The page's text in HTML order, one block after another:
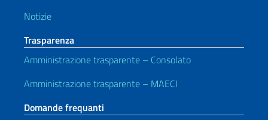
Notizie
Trasparenza
Amministrazione trasparente – Consolato
Amministrazione trasparente – MAECI
Domande frequanti